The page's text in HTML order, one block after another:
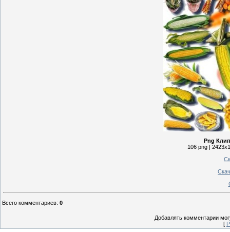
Png
106 png |
Всего комментариев: 0
Добавлять комментарии
[